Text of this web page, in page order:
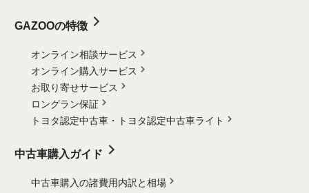
GAZOOの特徴
オンライン相談サービス
オンライン購入サービス
お取り寄せサービス
ロングラン保証
トヨタ認定中古車・
トヨタ認定中古車ライト
中古車購入ガイド
中古車購入の諸費用内訳と相場